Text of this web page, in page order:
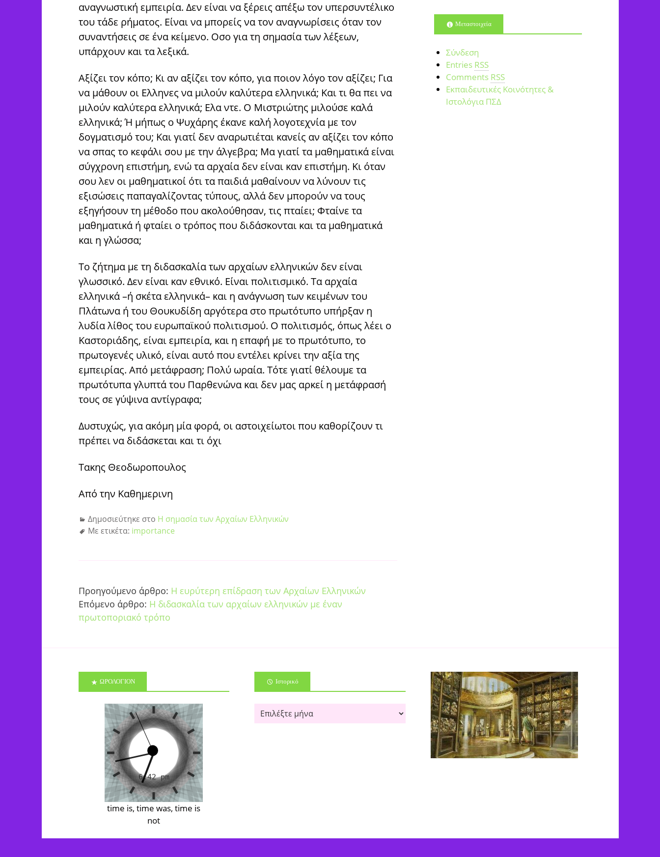
αναγνωστική εμπειρία. Δεν είναι να ξέρεις απέξω τον υπερσυντέλικο
του τάδε ρήματος. Είναι να μπορείς να τον αναγνωρίσεις όταν τον
συναντήσεις σε ένα κείμενο. Οσο για τη σημασία των λέξεων,
υπάρχουν και τα λεξικά.
Αξίζει τον κόπο; Κι αν αξίζει τον κόπο, για ποιον λόγο τον αξίζει; Για
να μάθουν οι Ελληνες να μιλούν καλύτερα ελληνικά; Και τι θα πει να
μιλούν καλύτερα ελληνικά; Ελα ντε. Ο Μιστριώτης μιλούσε καλά
ελληνικά; Ή μήπως ο Ψυχάρης έκανε καλή λογοτεχνία με τον
δογματισμό του; Και γιατί δεν αναρωτιέται κανείς αν αξίζει τον κόπο
να σπας το κεφάλι σου με την άλγεβρα; Μα γιατί τα μαθηματικά είναι
σύγχρονη επιστήμη, ενώ τα αρχαία δεν είναι καν επιστήμη. Κι όταν
σου λεν οι μαθηματικοί ότι τα παιδιά μαθαίνουν να λύνουν τις
εξισώσεις παπαγαλίζοντας τύπους, αλλά δεν μπορούν να τους
εξηγήσουν τη μέθοδο που ακολούθησαν, τις πταίει; Φταίνε τα
μαθηματικά ή φταίει ο τρόπος που διδάσκονται και τα μαθηματικά
και η γλώσσα;
Το ζήτημα με τη διδασκαλία των αρχαίων ελληνικών δεν είναι
γλωσσικό. Δεν είναι καν εθνικό. Είναι πολιτισμικό. Τα αρχαία
ελληνικά –ή σκέτα ελληνικά– και η ανάγνωση των κειμένων του
Πλάτωνα ή του Θουκυδίδη αργότερα στο πρωτότυπο υπήρξαν η
λυδία λίθος του ευρωπαϊκού πολιτισμού. Ο πολιτισμός, όπως λέει ο
Καστοριάδης, είναι εμπειρία, και η επαφή με το πρωτότυπο, το
πρωτογενές υλικό, είναι αυτό που εντέλει κρίνει την αξία της
εμπειρίας. Από μετάφραση; Πολύ ωραία. Τότε γιατί θέλουμε τα
πρωτότυπα γλυπτά του Παρθενώνα και δεν μας αρκεί η μετάφρασή
τους σε γύψινα αντίγραφα;
Δυστυχώς, για ακόμη μία φορά, οι αστοιχείωτοι που καθορίζουν τι
πρέπει να διδάσκεται και τι όχι
Τακης Θεοδωροπουλος
Από την Καθημερινη
Δημοσιεύτηκε στο Η σημασία των Αρχαίων Ελληνικών
Με ετικέτα: importance
Προηγούμενο άρθρο: Η ευρύτερη επίδραση των Αρχαίων Ελληνικών
Επόμενο άρθρο: Η διδασκαλία των αρχαίων ελληνικών με έναν
πρωτοποριακό τρόπο
Μεταστοιχεία
Σύνδεση
Entries RSS
Comments RSS
Εκπαιδευτικές Κοινότητες &
Ιστολόγια ΠΣΔ
ΩΡΟΛΟΓΙΟΝ
time is, time was, time is
not
Ιστορικό